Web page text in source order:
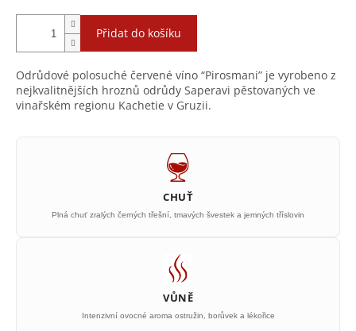
Přidat do košíku
Odrůdové polosuché červené víno “Pirosmani” je vyrobeno z
nejkvalitnějších hroznů odrůdy Saperavi pěstovaných ve
vinařském regionu Kachetie v Gruzii.
CHUŤ
Plná chuť zralých černých třešní, tmavých švestek a jemných tříslovin
VŮNĚ
Intenzivní ovocné aroma ostružin, borůvek a lékořice